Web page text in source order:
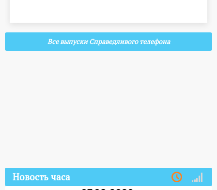
Все выпуски Справедливого телефона
Новость часа